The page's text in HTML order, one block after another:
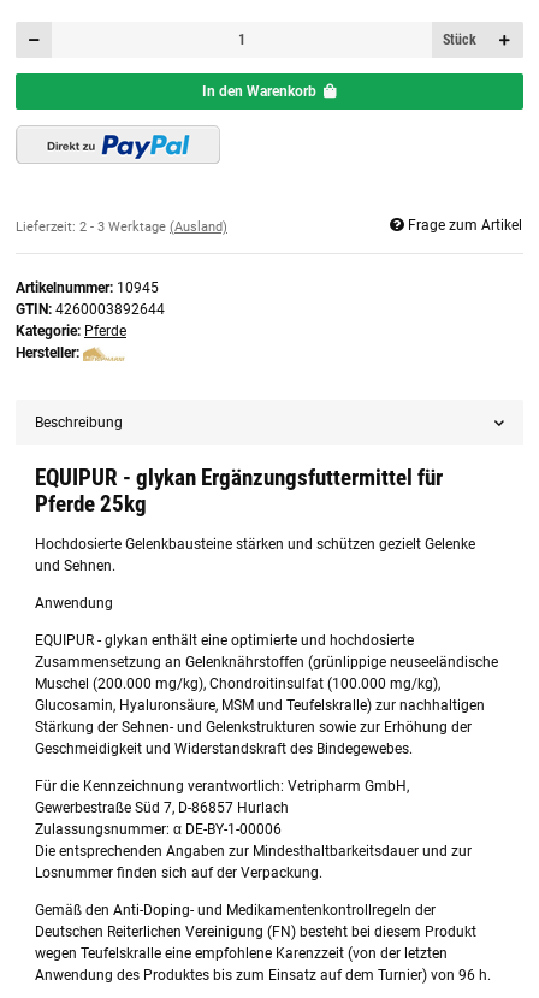
Stück
In den Warenkorb
Lieferzeit: 2 - 3 Werktage (Ausland) Frage zum Artikel
Artikelnummer: 10945
GTIN: 4260003892644
Kategorie: Pferde
Hersteller:
Beschreibung
EQUIPUR - glykan Ergänzungsfuttermittel für
Pferde 25kg
Hochdosierte Gelenkbausteine stärken und schützen gezielt Gelenke
und Sehnen.
Anwendung
EQUIPUR - glykan enthält eine optimierte und hochdosierte
Zusammensetzung an Gelenknährstoffen (grünlippige neuseeländische
Muschel (200.000 mg/kg), Chondroitinsulfat (100.000 mg/kg),
Glucosamin, Hyaluronsäure, MSM und Teufelskralle) zur nachhaltigen
Stärkung der Sehnen- und Gelenkstrukturen sowie zur Erhöhung der
Geschmeidigkeit und Widerstandskraft des Bindegewebes.
Für die Kennzeichnung verantwortlich: Vetripharm GmbH,
Gewerbestraße Süd 7, D-86857 Hurlach
Zulassungsnummer: α DE-BY-1-00006
Die entsprechenden Angaben zur Mindesthaltbarkeitsdauer und zur
Losnummer finden sich auf der Verpackung.
Gemäß den Anti-Doping- und Medikamentenkontrollregeln der
Deutschen Reiterlichen Vereinigung (FN) besteht bei diesem Produkt
wegen Teufelskralle eine empfohlene Karenzzeit (von der letzten
Anwendung des Produktes bis zum Einsatz auf dem Turnier) von 96 h.